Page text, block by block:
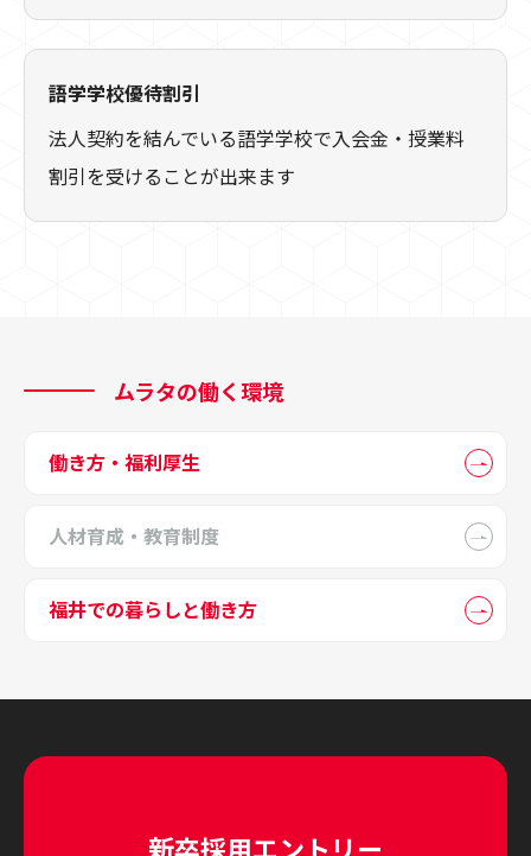
語学学校優待割引
法人契約を結んでいる語学学校で入会金・授業料
割引を受けることが出来ます
ムラタの働く環境
働き方・福利厚生
人材育成・教育制度
福井での暮らしと働き方
新卒採用エントリー